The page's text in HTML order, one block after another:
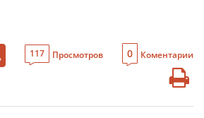
117 Просмотров 0 Коментарии